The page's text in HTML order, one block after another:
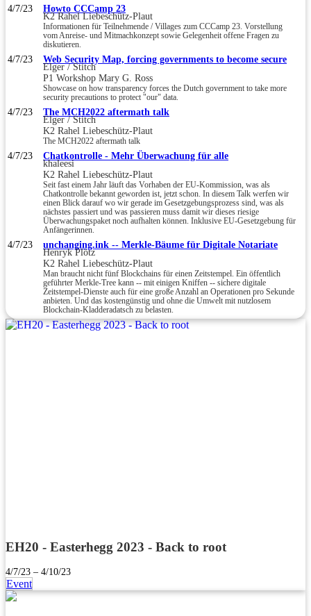
4/7/23 Howto CCCamp 23
K2 Rahel Liebeschütz-Plaut
Informationen für Teilnehmende / Villages zum CCCamp 23. Vorstellung
vom Anreise- und Mitmachkonzept sowie Gelegenheit offene Fragen zu
diskutieren.
4/7/23 Web Security Map, forcing governments to become secure
Elger / Stitch
P1 Workshop Mary G. Ross
Showcase on how transparency forces the Dutch government to take more
security precautions to protect "our" data.
4/7/23 The MCH2022 aftermath talk
Elger / Stitch
K2 Rahel Liebeschütz-Plaut
The MCH2022 aftermath talk
4/7/23 Chatkontrolle - Mehr Überwachung für alle
khaleesi
K2 Rahel Liebeschütz-Plaut
Seit fast einem Jahr läuft das Vorhaben der EU-Kommission, was als
Chatkontrolle bekannt geworden ist, jetzt schon. In diesem Talk werfen wir
einen Blick darauf wo wir gerade im Gesetzgebungsprozess sind, was als
nächstes passiert und was passieren muss damit wir dieses riesige
Überwachungspaket noch aufhalten können. Inklusive EU-Gesetzgebung für
Anfängerinnen.
4/7/23 unchanging.ink -- Merkle-Bäume für Digitale Notariate
Henryk Plötz
K2 Rahel Liebeschütz-Plaut
Man braucht nicht fünf Blockchains für einen Zeitstempel. Ein öffentlich
geführter Merkle-Tree kann -- mit einigen Kniffen -- sichere digitale
Zeitstempel-Dienste auch für eine große Anzahl an Operationen pro Sekunde
anbieten. Und das kostengünstig und ohne die Umwelt mit nutzlosem
Blockchain-Kladderadatsch zu belasten.
EH20 - Easterhegg 2023 - Back to root
4/7/23 – 4/10/23
Event